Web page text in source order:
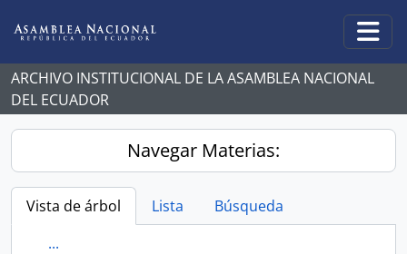
ARCHIVO INSTITUCIONAL DE LA ASAMBLEA NACIONAL
DEL ECUADOR
Navegar Materias:
Vista de árbol Lista
Búsqueda
...